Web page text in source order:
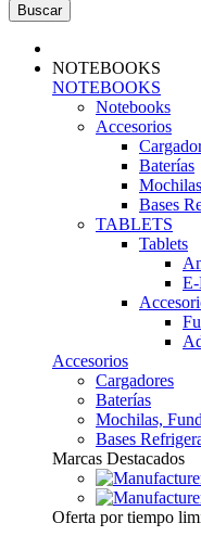
Buscar
NOTEBOOKS
NOTEBOOKS
Notebooks
Accesorios
Baterías
Bases
TABLETS
Tablets
Accesorios
Cargadores
Baterías
Mochilas,
Bases
Marcas Destacados
Oferta por tiempo